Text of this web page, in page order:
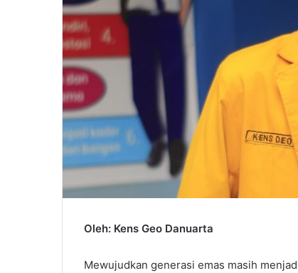
Oleh: Kens Geo Danuarta
Mewujudkan generasi emas masih